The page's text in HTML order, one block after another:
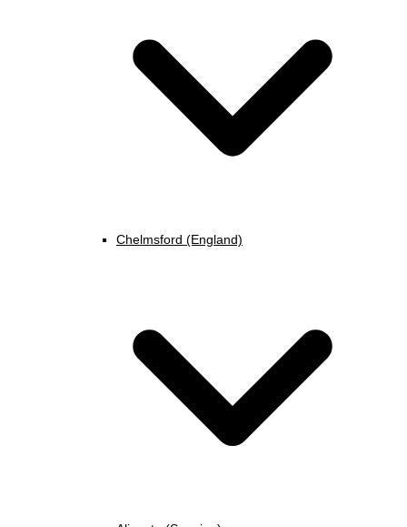
Chelmsford (England)